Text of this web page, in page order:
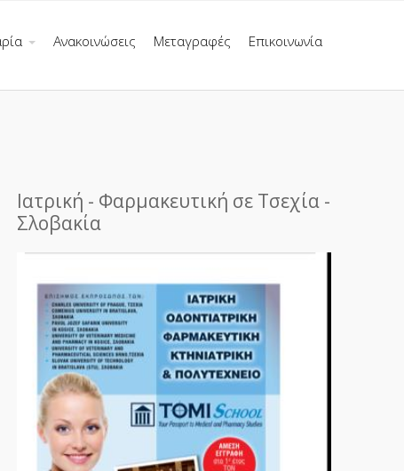
Ανακοινώσεις Μεταγραφές Επικοινωνία
Ιατρική - Φαρμακευτική σε Τσεχία -
Σλοβακία